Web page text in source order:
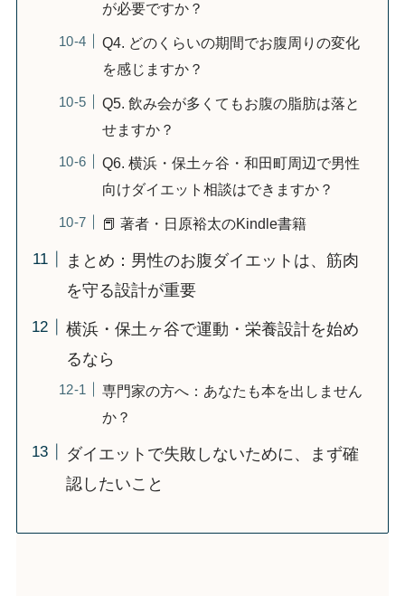
が必要ですか？
Q4. どのくらいの期間でお腹周りの変化
を感じますか？
Q5. 飲み会が多くてもお腹の脂肪は落と
せますか？
Q6. 横浜・保土ヶ谷・和田町周辺で男性
向けダイエット相談はできますか？
📕 著者・日原裕太のKindle書籍
まとめ：男性のお腹ダイエットは、筋肉
を守る設計が重要
横浜・保土ヶ谷で運動・栄養設計を始め
るなら
専門家の方へ：あなたも本を出しません
か？
ダイエットで失敗しないために、まず確
認したいこと